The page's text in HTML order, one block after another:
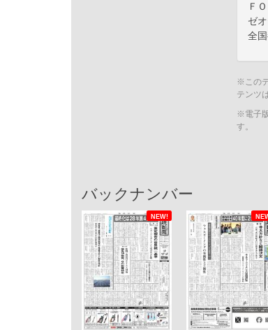
Ｆ
ゼ
全
※この
テンツ
※電子
す。
バックナンバー
NEW!